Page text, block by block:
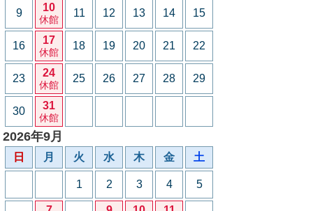
9 10
休館
11 12 13 14 15
16 17
休館
18 19 20 21 22
23 24
休館
25 26 27 28 29
30 31
休館
2026年9月
日 月 火 水 木 金 土
1 2 3 4 5